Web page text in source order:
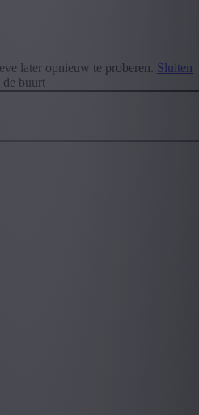
later opnieuw te proberen. Sluiten
buurt